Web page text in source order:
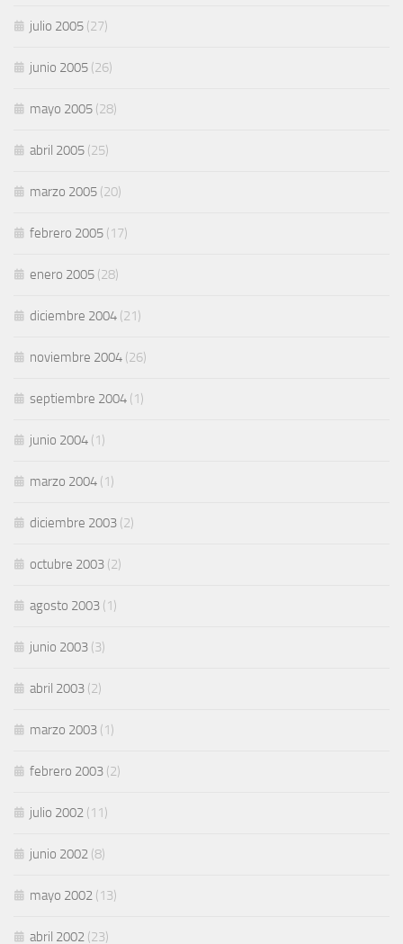
julio 2005 (27)
junio 2005 (26)
mayo 2005 (28)
abril 2005 (25)
marzo 2005 (20)
febrero 2005 (17)
enero 2005 (28)
diciembre 2004 (21)
noviembre 2004 (26)
septiembre 2004 (1)
junio 2004 (1)
marzo 2004 (1)
diciembre 2003 (2)
octubre 2003 (2)
agosto 2003 (1)
junio 2003 (3)
abril 2003 (2)
marzo 2003 (1)
febrero 2003 (2)
julio 2002 (11)
junio 2002 (8)
mayo 2002 (13)
abril 2002 (23)